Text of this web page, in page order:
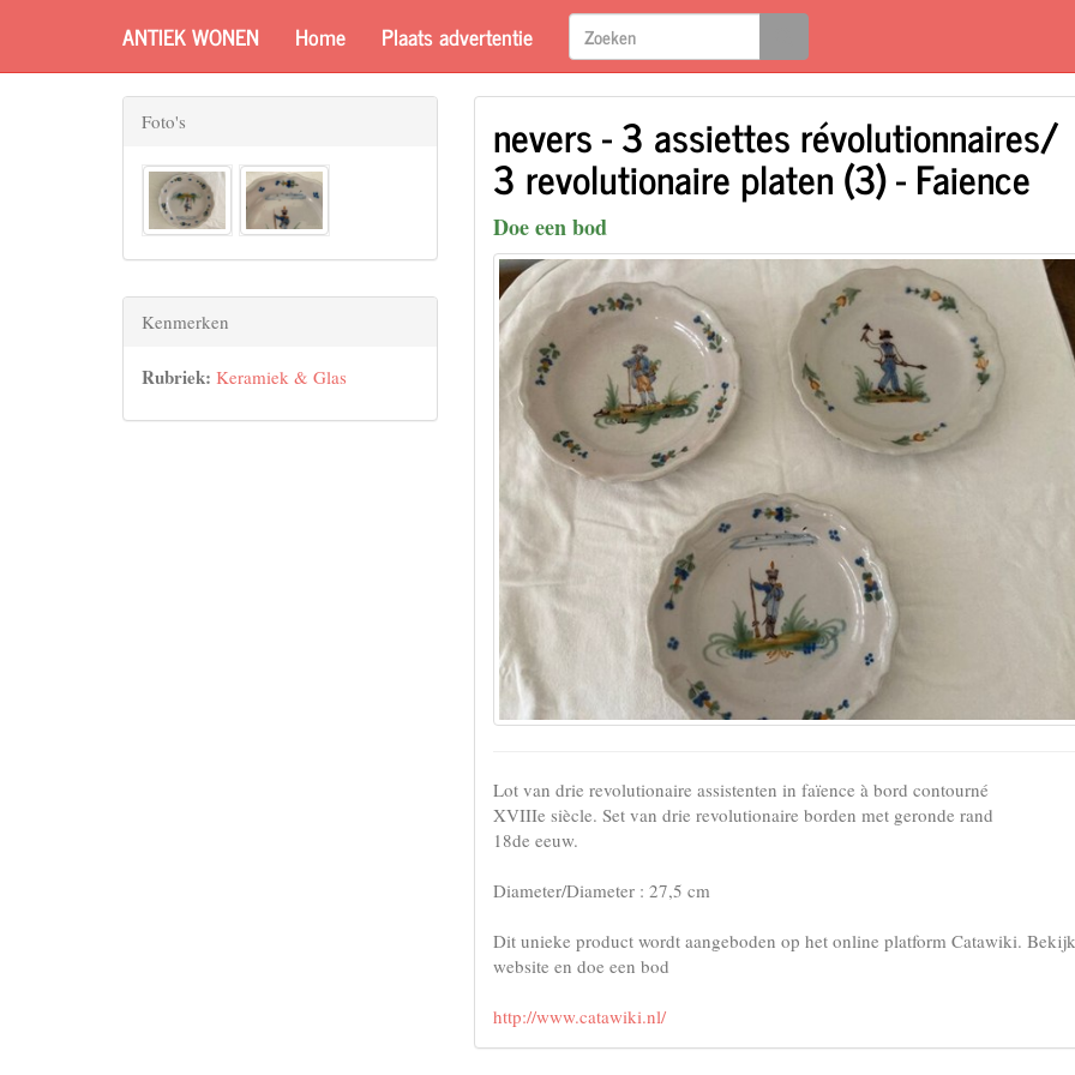
ANTIEK WONEN Home Plaats advertentie
nevers - 3 assiettes révolutionnaires/
3 revolutionaire platen (3) - Faience
Doe een bod
Lot van drie revolutionaire assistenten in faïence à bord contourné
XVIIIe siècle. Set van drie revolutionaire borden met geronde rand
18de eeuw.
Diameter/Diameter : 27,5 cm
Dit unieke product wordt aangeboden op het online platform Catawiki.
website en doe een bod
http://www.catawiki.nl/
Foto's
Kenmerken
Rubriek: Keramiek & Glas